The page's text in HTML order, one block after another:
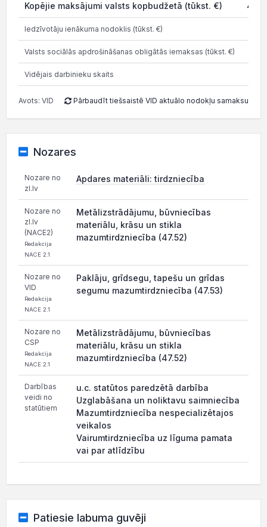
Kopējie maksājumi valsts kopbudžetā (tūkst. €)
Iedzīvotāju ienākuma nodoklis (tūkst. €)
Valsts sociālās apdrošināšanas obligātās iemaksas (tūkst. €)
Vidējais darbinieku skaits
Avots: VID Pārbaudīt tiešsaistē VID aktuālo nodokļu samaksu
Nozares
Nozare no
zl.lv
Apdares materiāli: tirdzniecība
Nozare no
zl.lv
(NACE2)
Redakcija
NACE 2.1
Metālizstrādājumu, būvniecības
materiālu, krāsu un stikla
mazumtirdzniecība (47.52)
Nozare no
VID
Redakcija
NACE 2.1
Paklāju, grīdsegu, tapešu un grīdas
segumu mazumtirdzniecība (47.53)
Nozare no
CSP
Redakcija
NACE 2.1
Metālizstrādājumu, būvniecības
materiālu, krāsu un stikla
mazumtirdzniecība (47.52)
Darbības
veidi no
statūtiem
u.c. statūtos paredzētā darbība
Uzglabāšana un noliktavu saimniecība
Mazumtirdzniecība nespecializētajos
veikalos
Vairumtirdzniecība uz līguma pamata
vai par atlīdzību
Patiesie labuma guvēji